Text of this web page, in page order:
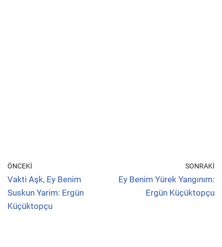
ÖNCEKI
Vakti Aşk, Ey Benim
Suskun Yarim: Ergün
Küçüktopçu
SONRAKI
Ey Benim Yürek Yangınım:
Ergün Küçüktopçu